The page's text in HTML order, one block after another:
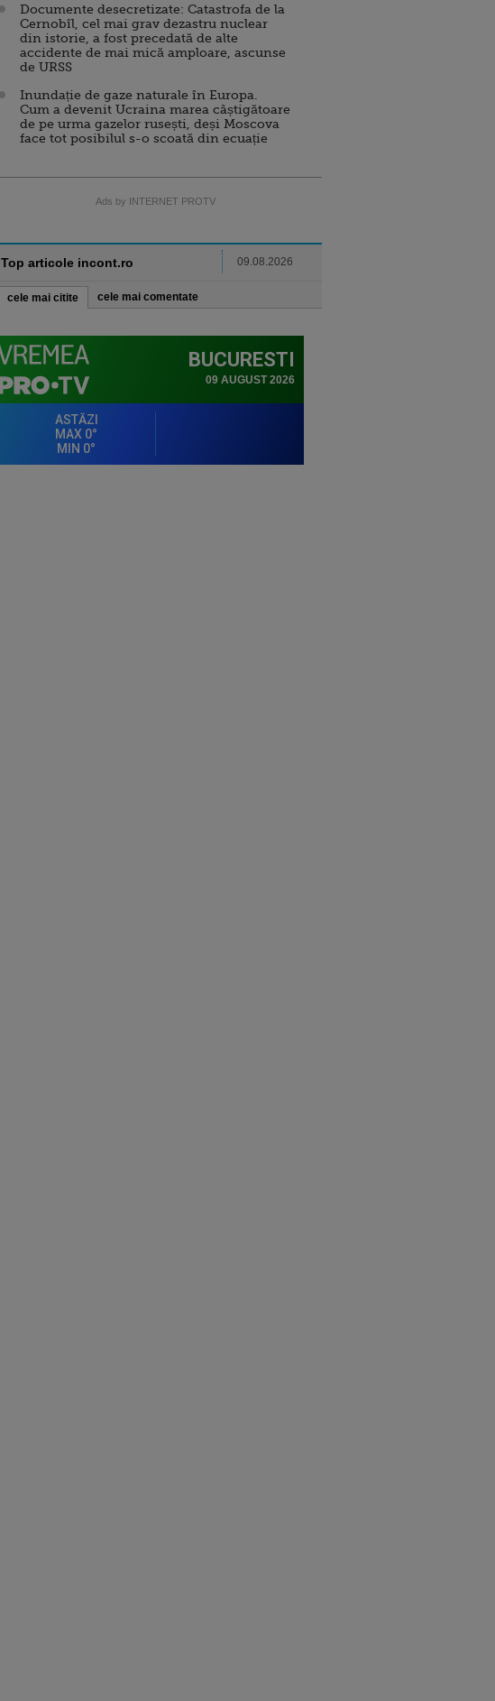
Documente desecretizate: Catastrofa de la
Cernobîl, cel mai grav dezastru nuclear
din istorie, a fost precedată de alte
accidente de mai mică amploare, ascunse
de URSS
Inundație de gaze naturale în Europa.
Cum a devenit Ucraina marea câștigătoare
de pe urma gazelor rusești, deși Moscova
face tot posibilul s-o scoată din ecuație
Ads by INTERNET PROTV
Top articole incont.ro 09.08.2026
cele mai citite cele mai comentate